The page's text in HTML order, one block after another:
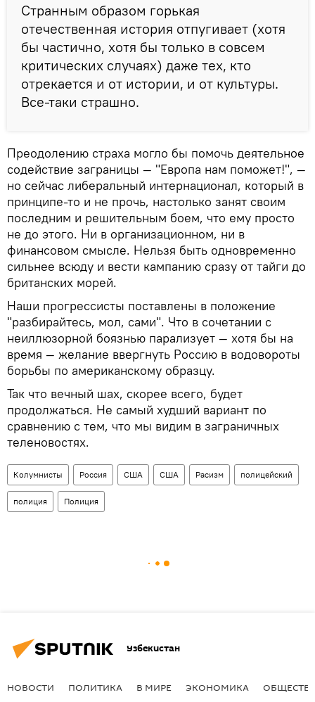
Странным образом горькая
отечественная история отпугивает (хотя
бы частично, хотя бы только в совсем
критических случаях) даже тех, кто
отрекается и от истории, и от культуры.
Все-таки страшно.
Преодолению страха могло бы помочь деятельное
содействие заграницы — "Европа нам поможет!", —
но сейчас либеральный интернационал, который в
принципе-то и не прочь, настолько занят своим
последним и решительным боем, что ему просто
не до этого. Ни в организационном, ни в
финансовом смысле. Нельзя быть одновременно
сильнее всюду и вести кампанию сразу от тайги до
британских морей.
Наши прогрессисты поставлены в положение
"разбирайтесь, мол, сами". Что в сочетании с
неиллюзорной боязнью парализует — хотя бы на
время — желание ввергнуть Россию в водовороты
борьбы по американскому образцу.
Так что вечный шах, скорее всего, будет
продолжаться. Не самый худший вариант по
сравнению с тем, что мы видим в заграничных
теленовостях.
Колумнисты Россия США США Расизм полицейский
полиция Полиция
Узбекистан
НОВОСТИ ПОЛИТИКА В МИРЕ ЭКОНОМИКА